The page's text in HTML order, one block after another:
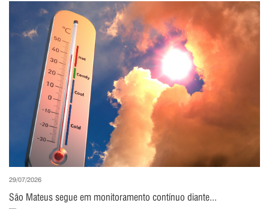
29/07/2026
São Mateus segue em monitoramento contínuo diante...